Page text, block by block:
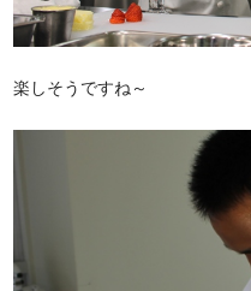
楽しそうですね～